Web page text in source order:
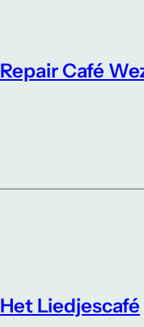
Repair Café
Het Liedjescafé